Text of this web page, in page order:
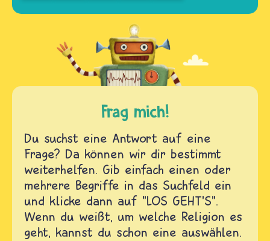
Frag mich!
Du suchst eine Antwort auf eine
Frage? Da können wir dir bestimmt
weiterhelfen. Gib einfach einen oder
mehrere Begriffe in das Suchfeld ein
und klicke dann auf "LOS GEHT'S".
Wenn du weißt, um welche Religion es
geht, kannst du schon eine auswählen.